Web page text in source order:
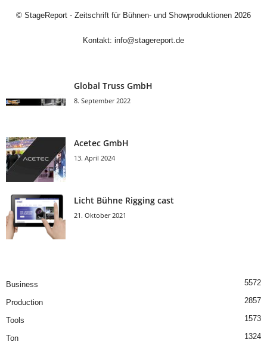
© StageReport - Zeitschrift für Bühnen- und Showproduktionen 2026
Kontakt: info@stagereport.de
Global Truss GmbH
8. September 2022
Acetec GmbH
13. April 2024
Licht Bühne Rigging cast
21. Oktober 2021
Business 5572
Production 2857
Tools 1573
Ton 1324